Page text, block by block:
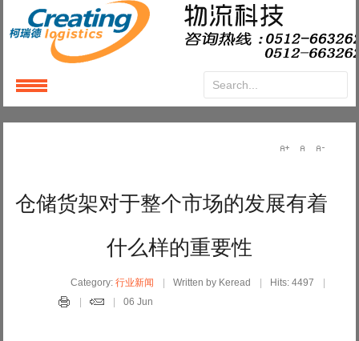
仓储货架对于整个市场的发展有着
什么样的重要性
Category:行业新闻 Written by Keread
Hits: 4497
06 Jun
LoginorRegister
Remember Me